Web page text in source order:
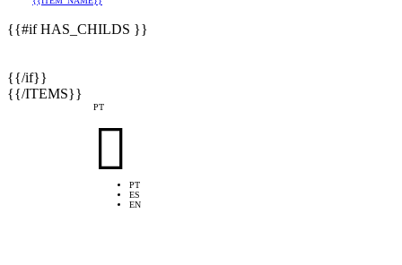
{{#if HAS_CHILDS }}
{{/if}}
{{/ITEMS}}
PT

PT
ES
EN